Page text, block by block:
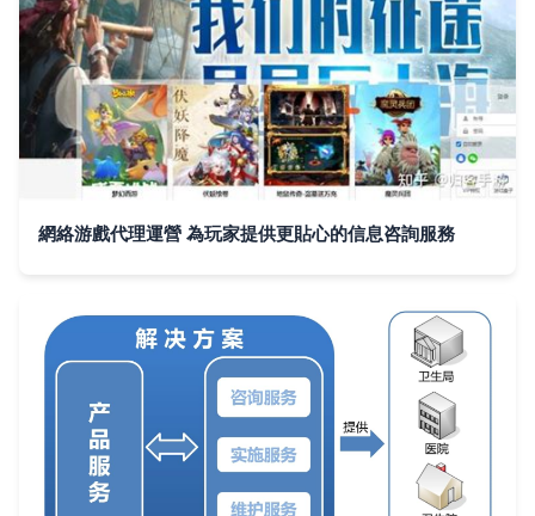
網絡游戲代理運營 為玩家提供更貼心的信息咨詢服務